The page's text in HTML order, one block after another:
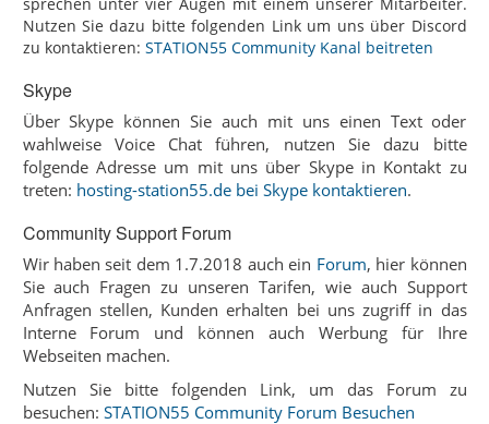
Nutzen Sie dazu bitte folgenden Link um uns über Discord
zu kontaktieren: STATION55 Community Kanal beitreten
Skype
Über Skype können Sie auch mit uns einen Text oder
wahlweise Voice Chat führen, nutzen Sie dazu bitte
folgende Adresse um mit uns über Skype in Kontakt zu
treten: hosting-station55.de bei Skype kontaktieren.
Community Support Forum
Wir haben seit dem 1.7.2018 auch ein Forum, hier können
Sie auch Fragen zu unseren Tarifen, wie auch Support
Anfragen stellen, Kunden erhalten bei uns zugriff in das
Interne Forum und können auch Werbung für Ihre
Webseiten machen.
Nutzen Sie bitte folgenden Link, um das Forum zu
besuchen: STATION55 Community Forum Besuchen